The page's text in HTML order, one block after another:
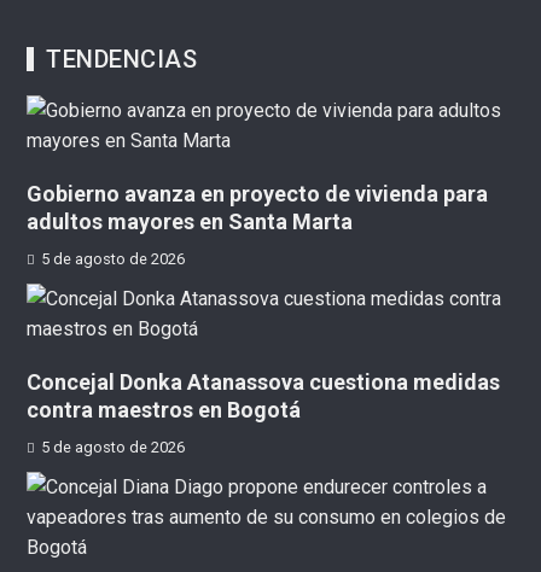
TENDENCIAS
Gobierno avanza en proyecto de vivienda para
adultos mayores en Santa Marta
5 de agosto de 2026
Concejal Donka Atanassova cuestiona medidas
contra maestros en Bogotá
5 de agosto de 2026